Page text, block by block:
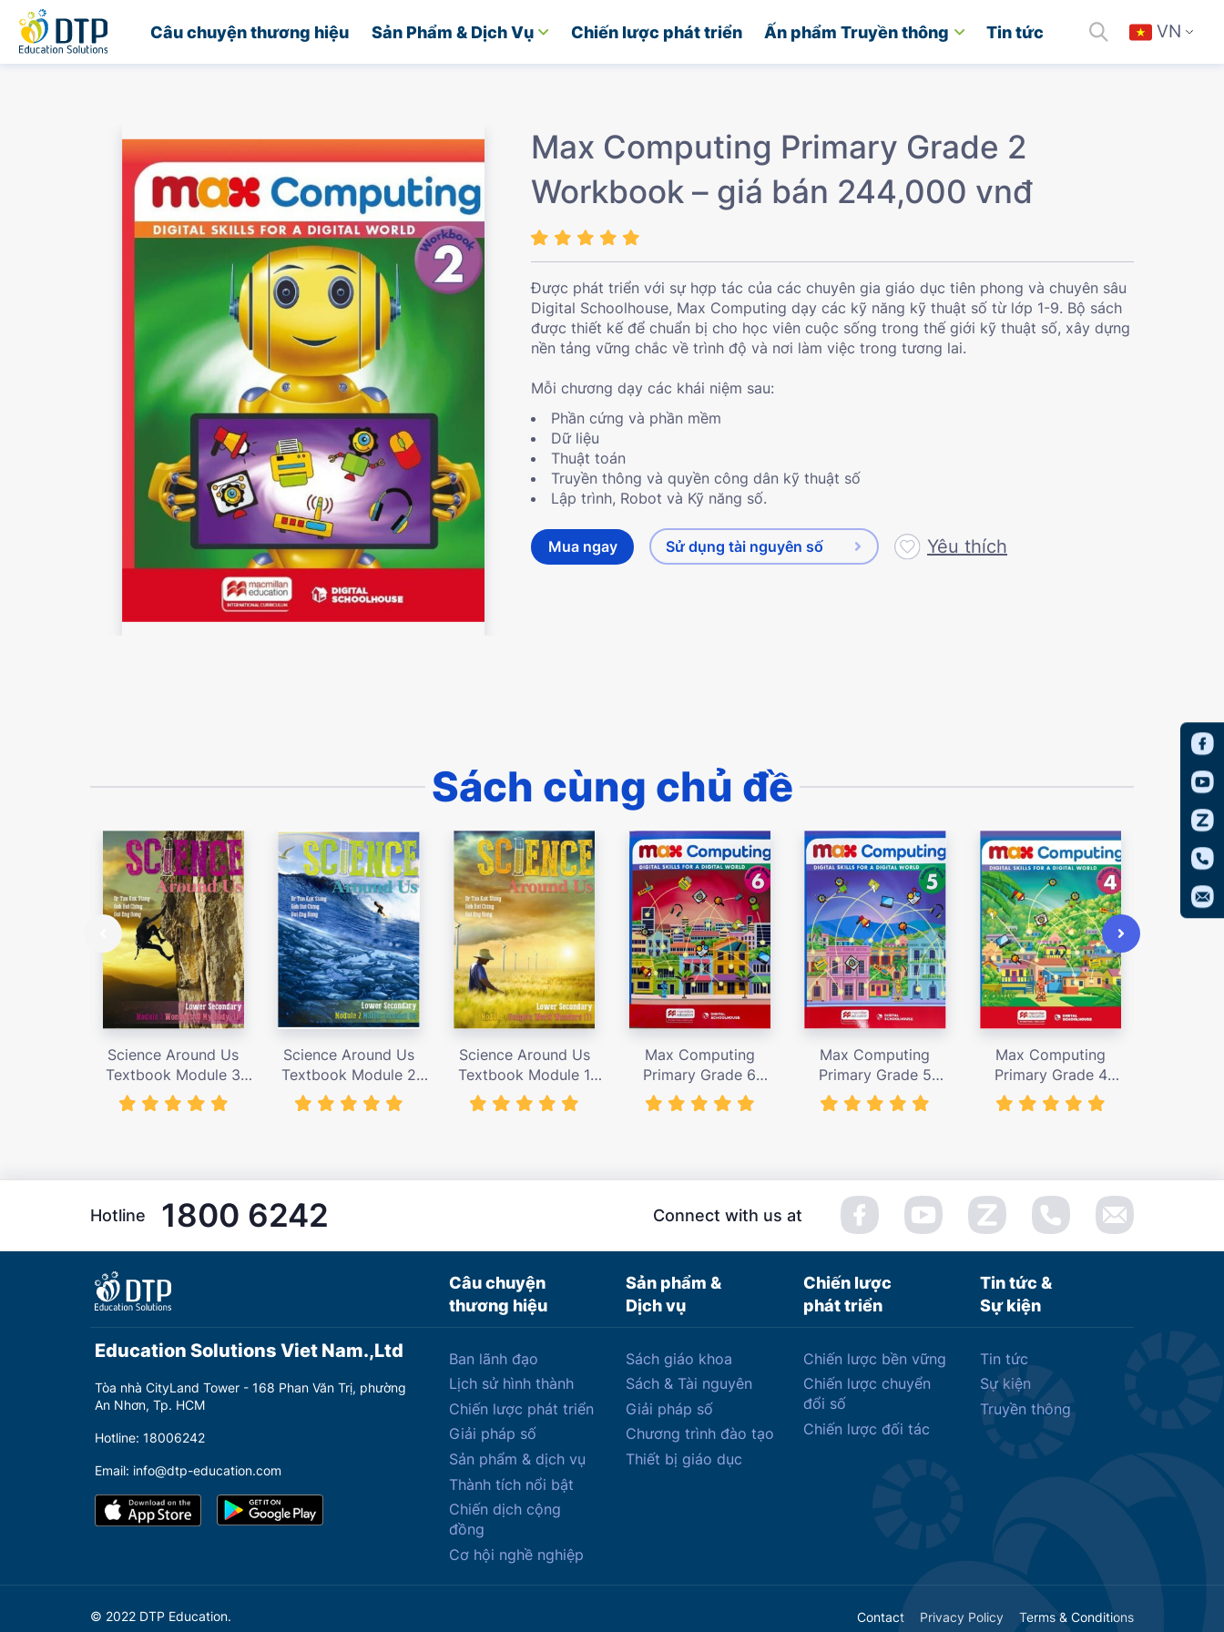
Câu chuyện thương hiệu Sản Phẩm & Dịch Vụ Chiến lược phát triển Ấn phẩm Truyền thông Tin tức VN
Trang chủ
Max Computing Primary Grade 2
Workbook – giá bán 244,000 vnđ
Được phát triển với sự hợp tác của các chuyên gia giáo dục tiên phong và chuyên sâu
Digital Schoolhouse, Max Computing dạy các kỹ năng kỹ thuật số từ lớp 1-9. Bộ sách
được thiết kế để chuẩn bị cho học viên cuộc sống trong thế giới kỹ thuật số, xây dựng
nền tảng vững chắc về trình độ và nơi làm việc trong tương lai.
Mỗi chương dạy các khái niệm sau:
Phần cứng và phần mềm
Dữ liệu
Thuật toán
Truyền thông và quyền công dân kỹ thuật số
Lập trình, Robot và Kỹ năng số.
Mua ngay Sử dụng tài nguyên số Yêu thích
Sách cùng chủ đề
Science Around Us
Textbook Module 3
(N.T.) – giá bán 155,000
vnđ
Science Around Us
Textbook Module 2
(N.T.) – giá bán 155,000
vnđ
Science Around Us
Textbook Module 1
(N.T.) – giá bán 155,000
vnđ
Max Computing
Primary Grade 6
Student’s Book – giá
bán 367,000 vnđ
Max Computing
Primary Grade 5
Student’s Book – giá
bán 367,000 vnđ
Max Computing
Primary Grade 4
Student’s Book – giá
bán 367,000 vnđ
Hotline 1800 6242 Connect with us at
Câu chuyện
thương hiệu
Sản phẩm &
Dịch vụ
Chiến lược
phát triển
Tin tức &
Sự kiện
Education Solutions Viet Nam.,Ltd
Tòa nhà CityLand Tower - 168 Phan Văn Trị, phường
An Nhơn, Tp. HCM
Hotline: 18006242
Email: info@dtp-education.com
Ban lãnh đạo
Lịch sử hình thành
Chiến lược phát triển
Giải pháp số
Sản phẩm & dịch vụ
Thành tích nổi bật
Chiến dịch cộng
đồng
Cơ hội nghề nghiệp
Sách giáo khoa
Sách & Tài nguyên
Giải pháp số
Chương trình đào tạo
Thiết bị giáo dục
Chiến lược bền vững
Chiến lược chuyển
đổi số
Chiến lược đối tác
Tin tức
Sự kiện
Truyền thông
© 2022 DTP Education. Contact Privacy Policy Terms & Conditions